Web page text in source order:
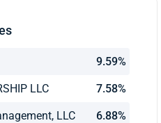
9.59%
LLC 7.58%
LLC 6.88%